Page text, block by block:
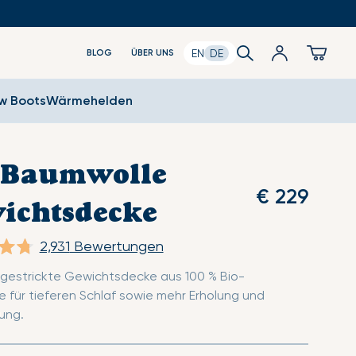
BootsWärmehelden
BLOG ÜBER UNS EN DE Search Anmeldung
Cart
€ 229
2,931 Bewertungen
Gewichtsdecke aus 100 % Bio-
für tieferen Schlaf sowie mehr Erholung und